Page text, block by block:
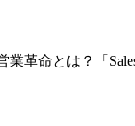
革命とは？「